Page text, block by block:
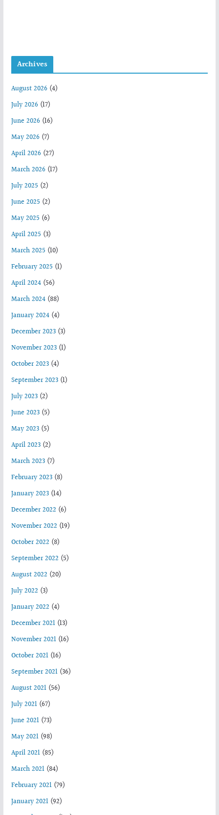
Archives
August 2026(4)
July 2026(17)
June 2026(16)
May 2026(7)
April 2026(27)
March 2026(17)
July 2025 (2)
June 2025 (2)
May 2025 (6)
April 2025 (3)
March 2025 (10)
February 2025 (1)
April 2024(56)
March 2024(88)
January 2024(4)
December 2023(3)
November 2023(1)
October 2023(4)
September 2023(1)
July 2023(2)
June 2023(5)
May 2023(5)
April 2023(2)
March 2023(7)
February 2023(8)
January 2023(14)
December 2022 (6)
November 2022 (19)
October 2022 (8)
September 2022 (5)
August 2022 (20)
July 2022 (3)
January 2022 (4)
December 2021(13)
November 2021(16)
October 2021(16)
September 2021(36)
August 2021(56)
July 2021(67)
June 2021(73)
May 2021(98)
April 2021(85)
March 2021(84)
February 2021(79)
January 2021(92)